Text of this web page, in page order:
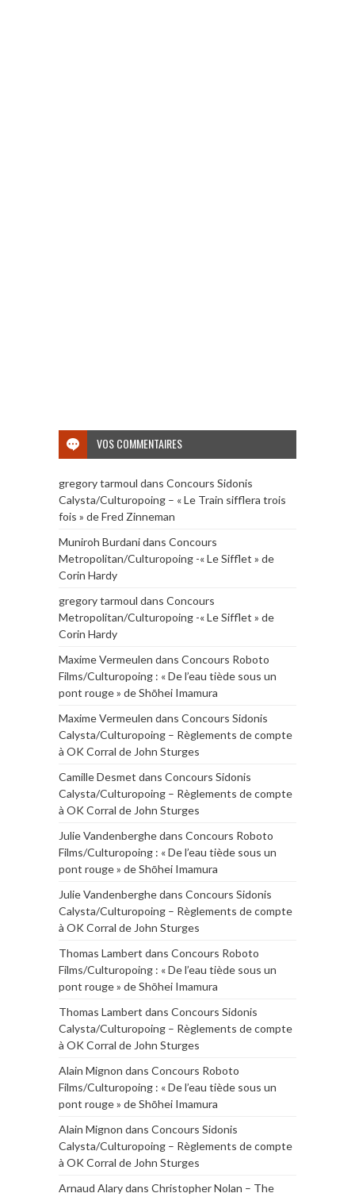
VOS COMMENTAIRES
gregory tarmoul dans Concours Sidonis
Calysta/Culturopoing – « Le Train sifflera trois
fois » de Fred Zinneman
Muniroh Burdanidans Concours
Metropolitan/Culturopoing -« Le Sifflet » de
Corin Hardy
gregory tarmoul dans Concours
Metropolitan/Culturopoing -« Le Sifflet » de
Corin Hardy
Maxime Vermeulen dans Concours Roboto
Films/Culturopoing : « De l’eau tiède sous un
pont rouge » de Shōhei Imamura
Maxime Vermeulen dans Concours Sidonis
Calysta/Culturopoing – Règlements de compte
à OK Corral de John Sturges
Camille Desmet dans Concours Sidonis
Calysta/Culturopoing – Règlements de compte
à OK Corral de John Sturges
Julie Vandenberghedans Concours Roboto
Films/Culturopoing : « De l’eau tiède sous un
pont rouge » de Shōhei Imamura
Julie Vandenberghedans Concours Sidonis
Calysta/Culturopoing – Règlements de compte
à OK Corral de John Sturges
Thomas Lambert dans Concours Roboto
Films/Culturopoing : « De l’eau tiède sous un
pont rouge » de Shōhei Imamura
Thomas Lambert dans Concours Sidonis
Calysta/Culturopoing – Règlements de compte
à OK Corral de John Sturges
Alain Mignon dans Concours Roboto
Films/Culturopoing : « De l’eau tiède sous un
pont rouge » de Shōhei Imamura
Alain Mignon dans Concours Sidonis
Calysta/Culturopoing – Règlements de compte
à OK Corral de John Sturges
Arnaud Alarydans Christopher Nolan – The